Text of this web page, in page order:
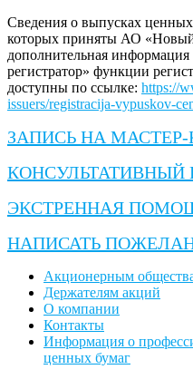
Сведения о выпусках
которых приняты АО «Новый
дополнительная
регистратор» функции
доступны по ссылке: https://
issuers/registracija-vypuskov-
ЗАПИСЬ НА
КОНСУЛЬТАТИВНЫЙ
ЭКСТРЕННАЯ
НАПИСАТЬ
Акционерным
Держателям акций
О компании
Контакты
Информация о
ценных бумаг